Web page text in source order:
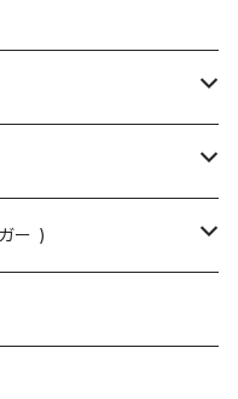
ー )